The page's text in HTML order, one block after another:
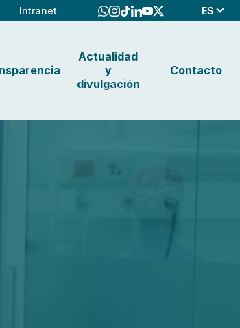
Intranet ES
Actualidad
y
divulgación
Contacto